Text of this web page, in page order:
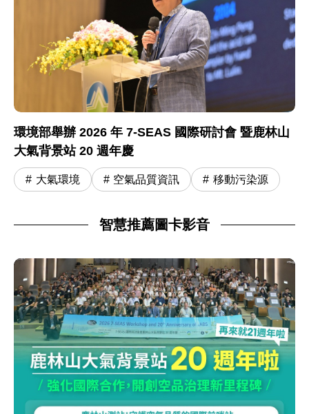
環境部舉辦 2026 年 7-SEAS 國際研討會 暨鹿林山
大氣背景站 20 週年慶
大氣環境 空氣品質資訊 移動污染源
智慧推薦圖卡影音